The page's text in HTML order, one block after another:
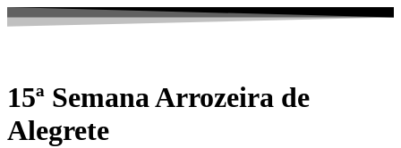
15ª Semana Arrozeira de
Alegrete